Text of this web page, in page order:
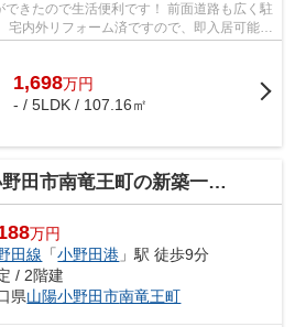
きたので生活便利です！ 前面道路も広く駐
宅内外リフォーム済ですので、即入居可能で
軽...
1,698万円
- / 5LDK / 107.16㎡
田市南竜王町の新築一戸建
万円
田線 「小野田港 」駅 徒歩9分
/ 2階建
県山陽小野田市南竜王町